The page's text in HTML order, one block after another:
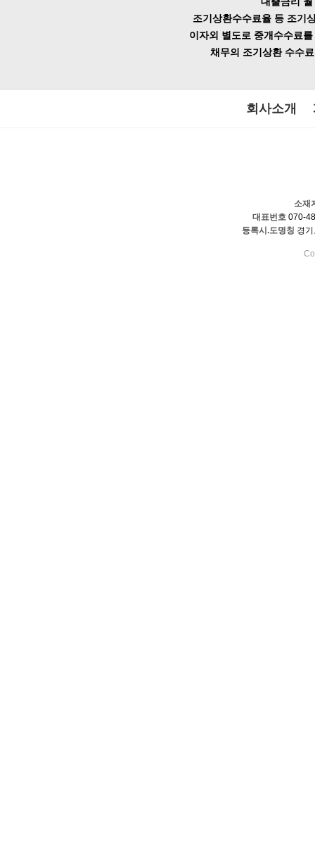
조기상환수수료율 등 조기
이자외 별도로 중개수수료
채무의 조기상환 수수
회사소개
소재
대표번호 070-
등록시.도명칭 경